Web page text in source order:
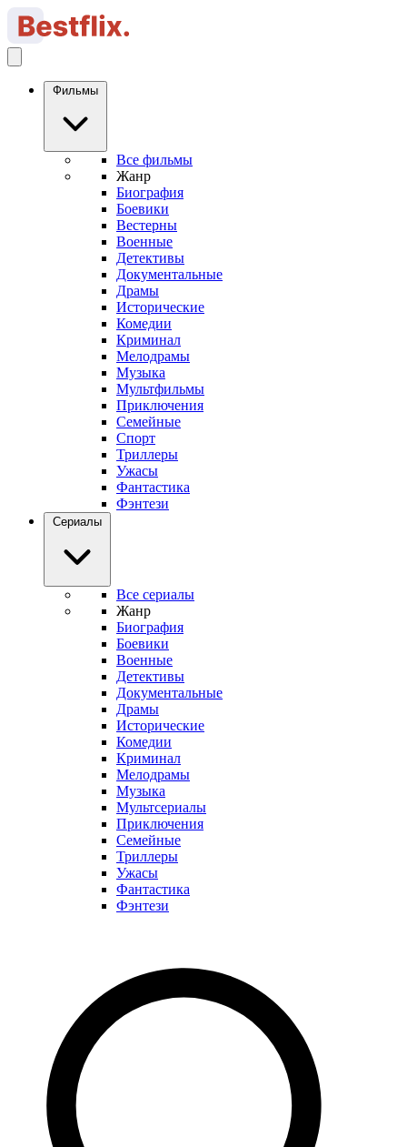
Фильмы
Все фильмы
Жанр
Биография
Боевики
Вестерны
Военные
Детективы
Документальные
Драмы
Исторические
Комедии
Криминал
Мелодрамы
Музыка
Мультфильмы
Приключения
Семейные
Спорт
Триллеры
Ужасы
Фантастика
Фэнтези
Сериалы
Все сериалы
Жанр
Биография
Боевики
Военные
Детективы
Документальные
Драмы
Исторические
Комедии
Криминал
Мелодрамы
Музыка
Мультсериалы
Приключения
Семейные
Триллеры
Ужасы
Фантастика
Фэнтези